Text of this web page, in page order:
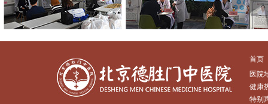
首页
医院
健康
特别